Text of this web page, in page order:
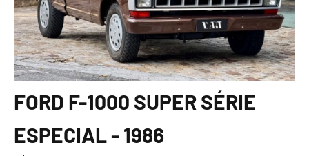
FORD F-1000 SUPER SÉRIE
ESPECIAL - 1986